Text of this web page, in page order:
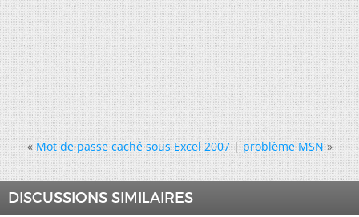
« Mot de passe caché sous Excel 2007|problème MSN »
DISCUSSIONS SIMILAIRES